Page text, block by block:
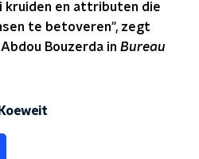
kruiden en attributen die
te betoveren", zegt
Bouzerda in Bureau